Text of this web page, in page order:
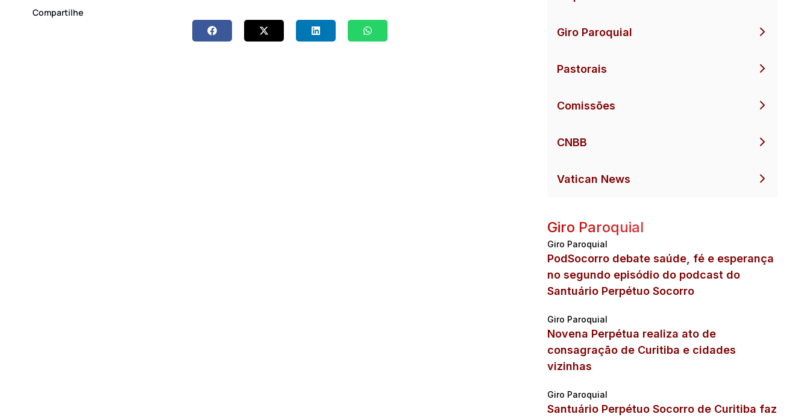
Compartilhe
Giro Paroquial
Pastorais
Comissões
CNBB
Vatican News
Giro Paroquial
Giro Paroquial
PodSocorro debate saúde, fé e esperança
no segundo episódio do podcast do
Santuário Perpétuo Socorro
Giro Paroquial
Novena Perpétua realiza ato de
consagração de Curitiba e cidades
vizinhas
Giro Paroquial
Santuário Perpétuo Socorro de Curitiba faz